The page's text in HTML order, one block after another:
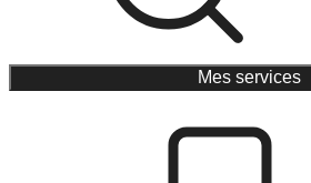
Mes services